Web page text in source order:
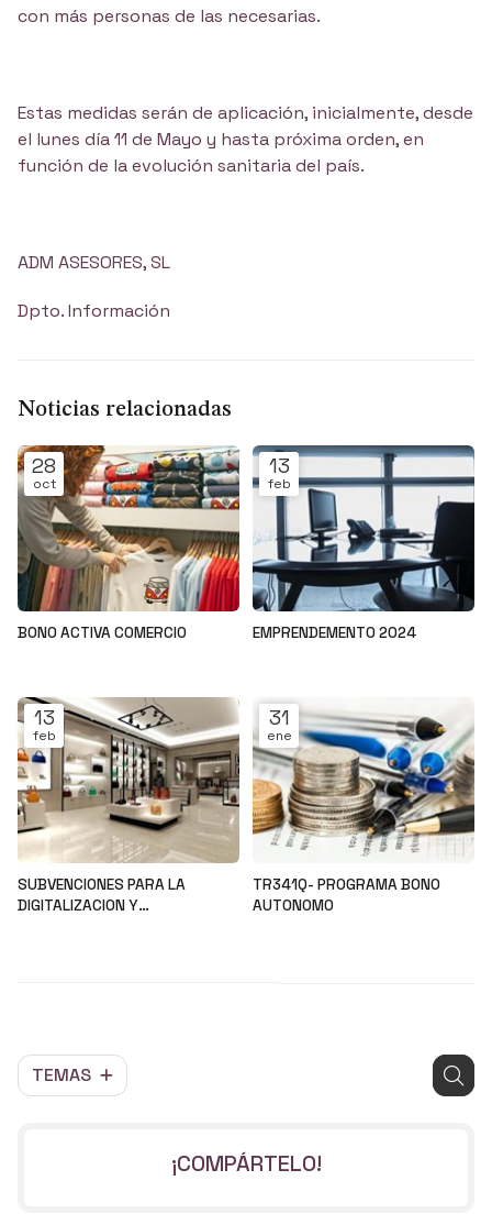
TEMAS
con más personas de las necesarias.
Estas medidas serán de aplicación, inicialmente, desde
el lunes día 11 de Mayo y hasta próxima orden, en
función de la evolución sanitaria del país.
ADM ASESORES, SL
Dpto. Información
Noticias relacionadas
28
oct
BONO ACTIVA COMERCIO
13
feb
EMPRENDEMENTO 2024
13
feb
SUBVENCIONES PARA LA
DIGITALIZACION Y
31
ene
TR341Q- PROGRAMA BONO
AUTONOMO
¡COMPÁRTELO!